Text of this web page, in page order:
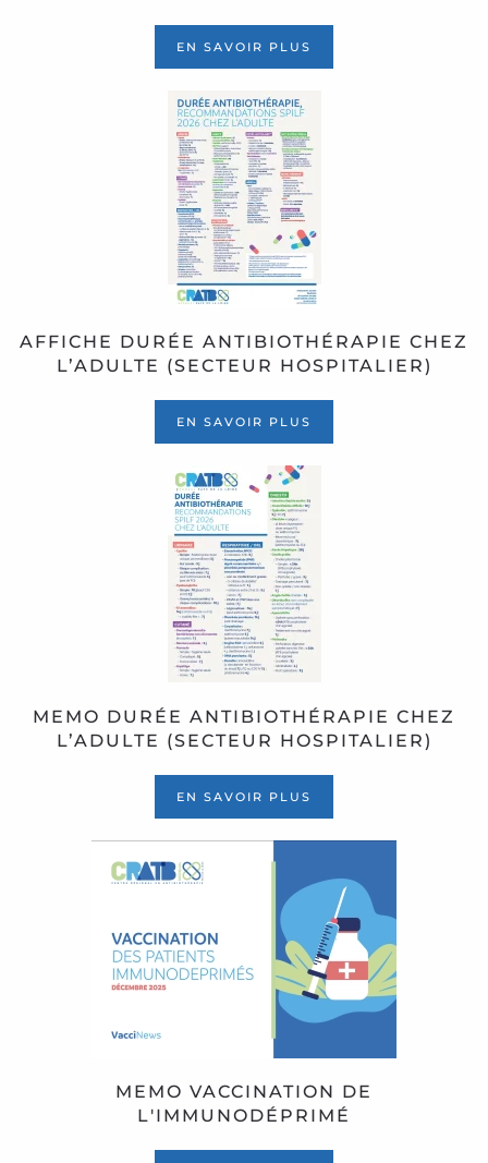
EN SAVOIR PLUS
AFFICHE DURÉE ANTIBIOTHÉRAPIE CHEZ
L’ADULTE (SECTEUR HOSPITALIER)
EN SAVOIR PLUS
MEMO DURÉE ANTIBIOTHÉRAPIE CHEZ
L’ADULTE (SECTEUR HOSPITALIER)
EN SAVOIR PLUS
MEMO VACCINATION DE
L'IMMUNODÉPRIMÉ